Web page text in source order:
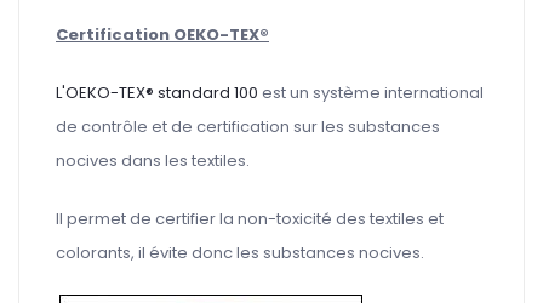
Certification OEKO-TEX®
L'OEKO-TEX® standard 100 est un système international
de contrôle et de certification sur les substances
nocives dans les textiles.
Il permet de certifier la non-toxicité des textiles et
colorants, il évite donc les substances nocives.